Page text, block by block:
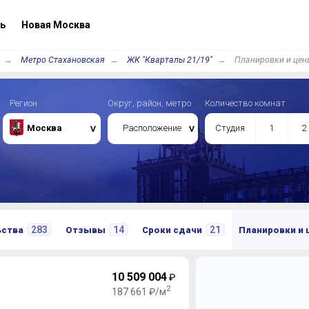
Новая Москва
Метро Стахановская ЖК "Кварталы 21/19" Планировки и
Регион
Москва
Округ, район, метро
Расположение
Количество комнат
Студия 1 2
283 Отзывы 14 Сроки сдачи 21 Планировки и
10 509 004₽
187 661 ₽/м2